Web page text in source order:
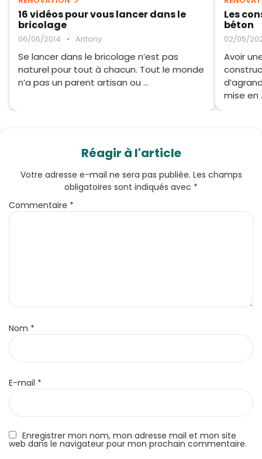
16 vidéos pour vous lancer dans le
bricolage
06/06/2014 • Antony
Se lancer dans le bricolage n’est pas
naturel pour tout à chacun. Tout le monde
n’a pas un parent artisan ou ...
Les
béton
02/05/
Avoir
mise en
Réagir à l'article
Enregistrer mon nom, mon adresse mail et mon site
web dans le navigateur pour mon prochain commentaire.
Votre adresse e-mail ne sera pas publiée. Les champs
obligatoires sont indiqués avec *
Commentaire *
Nom *
E-mail *